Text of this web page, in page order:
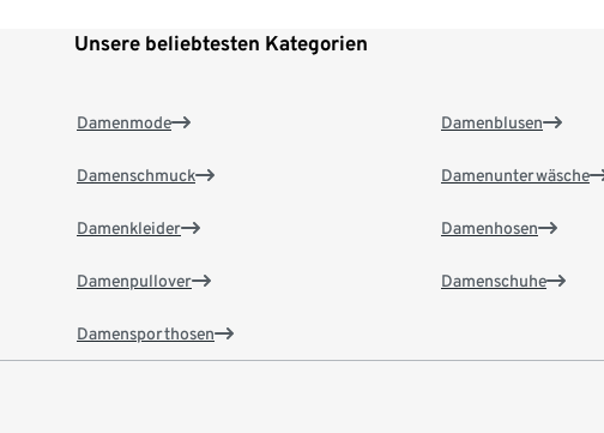
Unsere beliebtesten Kategorien
Damenmode
Damenschmuck
Damenkleider
Damenpullover
Damensporthosen
Damenblusen
Damenunterwäsche
Damenhosen
Damenschuhe